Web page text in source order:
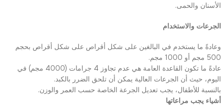
الأسنان والحمى.
الجرعات والاستخدام
وعادةً ما يستخدم في البالغين على شكل أقراص على شكل أقراص بحجم
500 مجم أو 1000 مجم.
عادةً ما تكون القاعدة العامة هي عدم تجاوز 4 جرامات (4000 مجم) في
اليوم، حيث أن الجرعات العالية يمكن أن تلحق الضرر بالكبد.
بالنسبة للأطفال، يجب تعديل الجرعة الخاصة حسب العمر والوزن.
أشياء يجب مراعاتها